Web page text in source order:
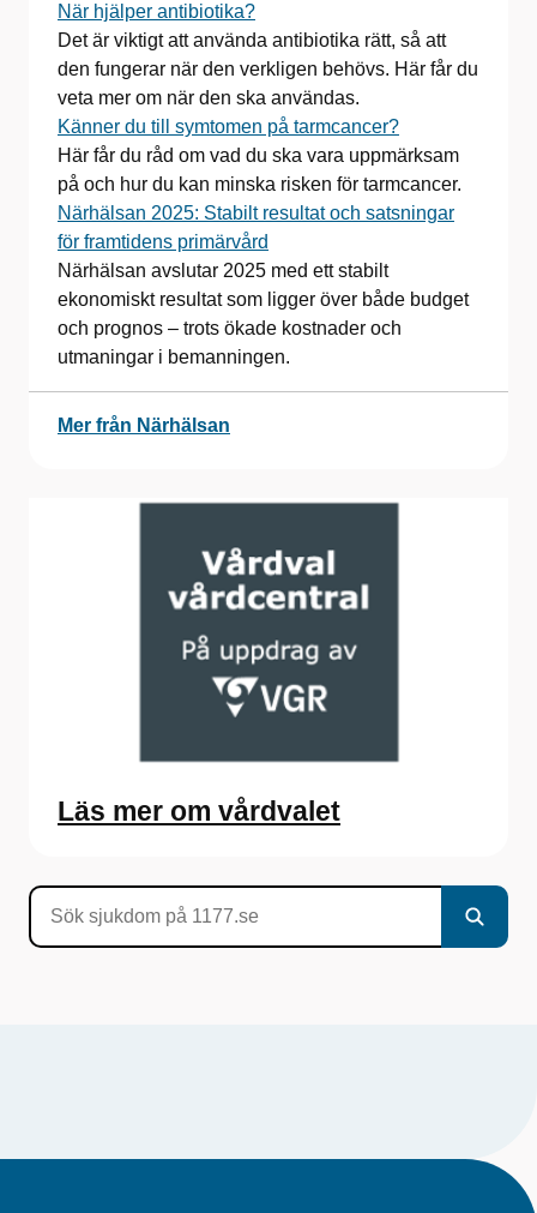
När hjälper antibiotika?
Det är viktigt att använda antibiotika rätt, så att
den fungerar när den verkligen behövs. Här får du
veta mer om när den ska användas.
Känner du till symtomen på tarmcancer?
Här får du råd om vad du ska vara uppmärksam
på och hur du kan minska risken för tarmcancer.
Närhälsan 2025: Stabilt resultat och satsningar
för framtidens primärvård
Närhälsan avslutar 2025 med ett stabilt
ekonomiskt resultat som ligger över både budget
och prognos – trots ökade kostnader och
utmaningar i bemanningen.
Mer från Närhälsan
Läs mer om vårdvalet